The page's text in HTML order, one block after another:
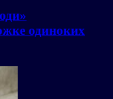
одиноких